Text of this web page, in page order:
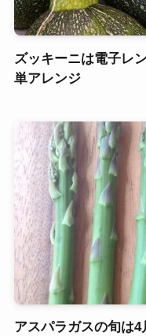
ズッキーニは電子レ
単アレンジ
アスパラガスの旬は